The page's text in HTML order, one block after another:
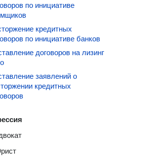
по инициативе
кредитных
по инициативе банков
договоров на лизинг
заявлений о
кредитных